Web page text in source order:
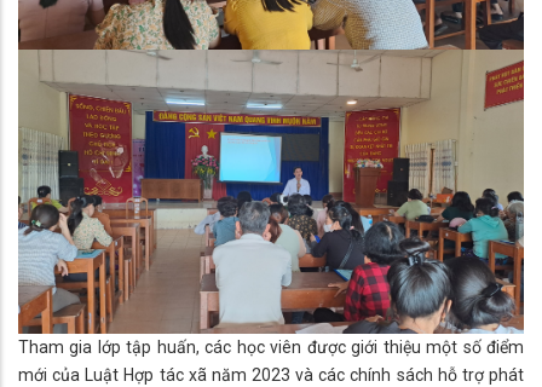
Tham gia lớp tập huấn, các học viên được giới thiệu một số điểm
mới của Luật Hợp tác xã năm 2023 và các chính sách hỗ trợ phát